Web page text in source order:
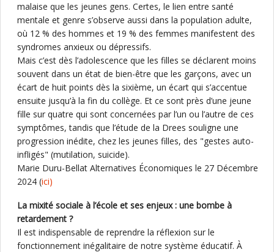
malaise que les jeunes gens. Certes, le lien entre santé
mentale et genre s’observe aussi dans la population adulte,
où 12 % des hommes et 19 % des femmes manifestent des
syndromes anxieux ou dépressifs.
Mais c’est dès l’adolescence que les filles se déclarent moins
souvent dans un état de bien-être que les garçons, avec un
écart de huit points dès la sixième, un écart qui s’accentue
ensuite jusqu’à la fin du collège. Et ce sont près d’une jeune
fille sur quatre qui sont concernées par l’un ou l’autre de ces
symptômes, tandis que l’étude de la Drees souligne une
progression inédite, chez les jeunes filles, des "gestes auto-
infligés" (mutilation, suicide).
Marie Duru-Bellat Alternatives Économiques le 27 Décembre
2024 (ici)
La mixité sociale à l’école et ses enjeux : une bombe à
retardement ?
Il est indispensable de reprendre la réflexion sur le
fonctionnement inégalitaire de notre système éducatif. À